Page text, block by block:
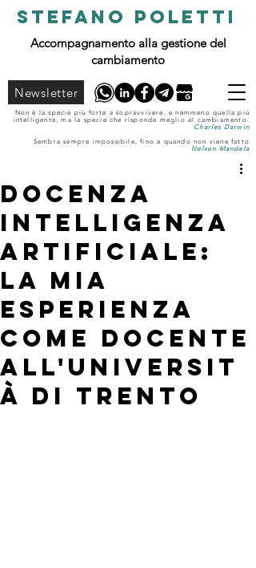
STEFANO POLETTI
Accompagnamento alla gestione del
cambiamento
Newsletter
Non è la specie più forte a sopravvivere, e nemmeno quella più
intelligente, ma la specie che risponde meglio al cambiamento.
Charles Darwin
Sembra sempre impossibile, fino a quando non viene fatto
Nelson Mandela
Docenza
Intelligenza
Artificiale:
la mia
esperienza
come docente
all'Universit
à di Trento